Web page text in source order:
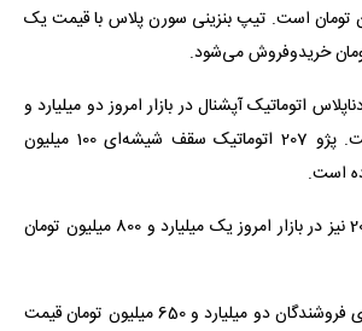
و 250 میلیون تومان است. تیپ بنزینی سورن پلاس با قیمت یک
اتوماتیک آپشنال در بازار امروز دو میلیارد و
850 میلیون تومان است. پژو 207 اتوماتیک سقف شیشه‌ای 100 میلیون
است.
قیمت ارزان‌ترین پژو 207 نیز در بازار امروز یک میلیارد و 800 میلیون تومان
تارا اتوماتیک V4 از سوی فروشندگان دو میلیارد و 650 میلیون تومان قیمت